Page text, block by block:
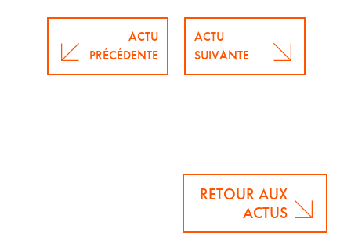
RETOUR AUX
ACTUS
ACTU
PRÉCÉDENTE
ACTU
SUIVANTE